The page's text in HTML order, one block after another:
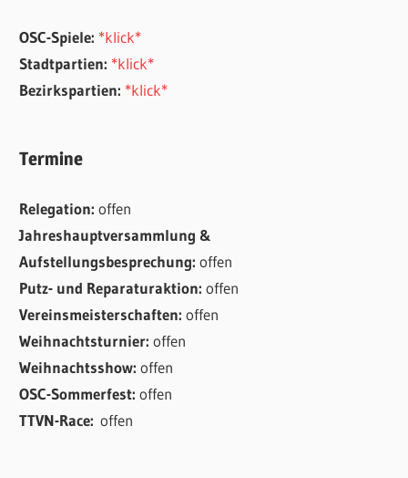
OSC-Spiele: *klick*
Stadtpartien: *klick*
Bezirkspartien: *klick*
Termine
Relegation:offen
Jahreshauptversammlung &
Aufstellungsbesprechung:offen
Putz- und Reparaturaktion:offen
Vereinsmeisterschaften:offen
Weihnachtsturnier:offen
Weihnachtsshow:offen
OSC-Sommerfest:offen
TTVN-Race:offen